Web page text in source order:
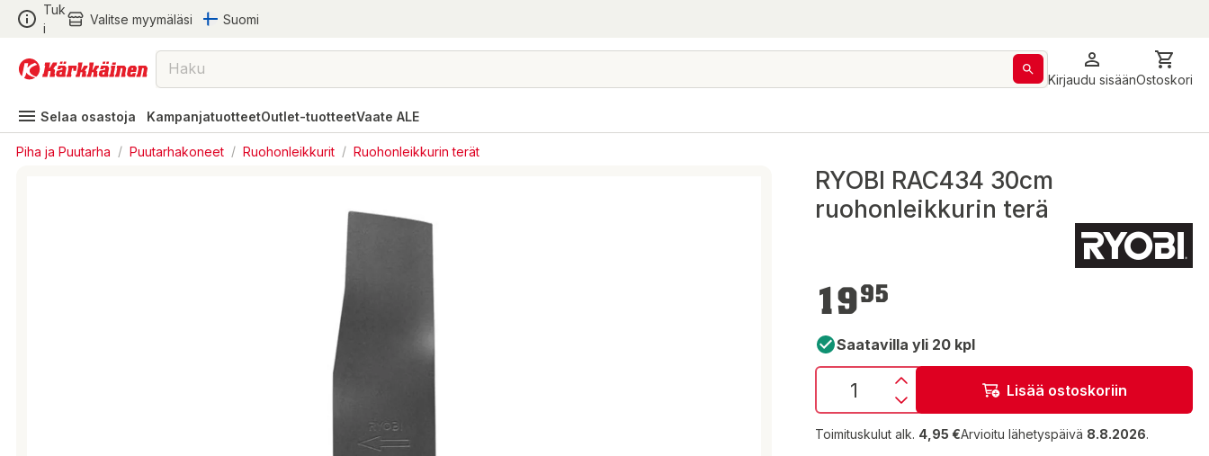
Tuk
i
Valitse myymäläsi Suomi
Kirjaudu sisäänOstoskori
Selaa osastoja KampanjatuotteetOutlet-tuotteetVaate ALE
Piha ja Puutarha / Puutarhakoneet / Ruohonleikkurit / Ruohonleikkurin terät
RYOBI RAC434 30cm
ruohonleikkurin terä
19,95 €
1995
Saatavilla yli 20 kpl
Lisää ostoskoriin
Toimituskulut alk. 4,95 €Arvioitu lähetyspäivä 8.8.2026.